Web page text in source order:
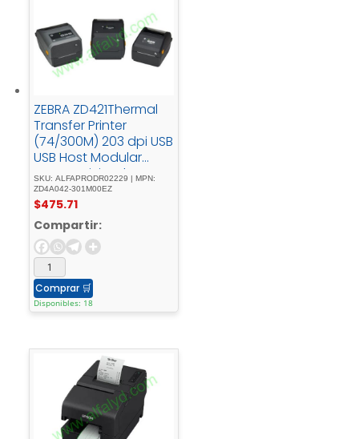
ZEBRA ZD421Thermal
Transfer Printer
(74/300M) 203 dpi USB
USB Host Modular
Connectivity Slot
BTLE5 US Cord Swiss
Font EZPL – 6
inches/152 mm
SKU: ALFAPRODR02229 | MPN:
ZD4A042-301M00EZ
$475.71
Compartir:
Comprar 🛒
Disponibles: 18